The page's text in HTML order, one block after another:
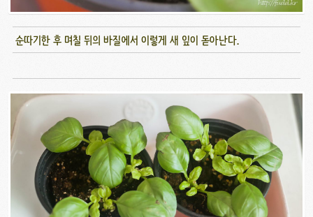
순따기한 후 며칠 뒤의 바질에서 이렇게 새 잎이 돋아난다.